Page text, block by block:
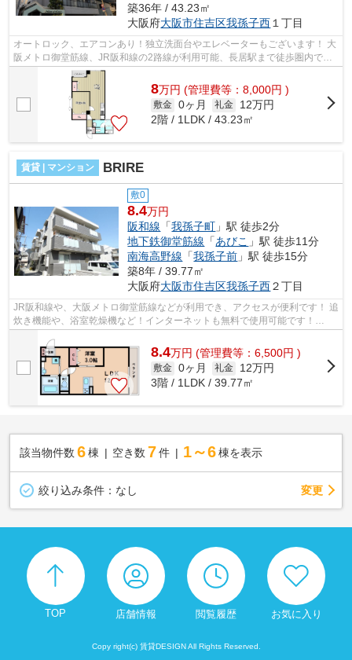
築36年 / 43.23㎡
大阪府大阪市住吉区我孫子西 １丁目
オートロック、エアコンあり！独立洗面台やエレベーターもございます！ 大
阪メトロ御堂筋線、JR阪和線の2路線が利用可能、長居駅まで徒歩圏内で
す！ ■□■□■□■□■□■□■□■□■□■□■□■□■□■□■□...
8万円 (管理費等：8,000円 )
敷金 0ヶ月 礼金
12万円
2階 / 1LDK / 43.23㎡
賃貸 | マンション BRIRE
敷0
8.4万円
阪和線 「我孫子町 」駅 徒歩2分
地下鉄御堂筋線 「あびこ 」駅 徒歩11分
南海高野線 「我孫子前 」駅 徒歩15分
築8年 / 39.77㎡
大阪府大阪市住吉区我孫子西２丁目
JR阪和線や、大阪メトロ御堂筋線などが利用でき、アクセスが便利です！ 追
炊き機能や、浴室乾燥機など！インターネットも無料で使用可能です！
■□■□■□■□■□■□■□■□■□■□■□■□■□■□■□■□■□■...
8.4万円 (管理費等：6,500円 )
敷金 0ヶ月 礼金
12万円
3階 / 1LDK / 39.77㎡
該当物件数 6棟 空き数 7 件 1～6 棟を表示
絞り込み条件： なし 変更
TOP 店舗情報 閲覧履歴 お気に入り
Copy right(c) 賃貸DESIGN All Rights Reserved.